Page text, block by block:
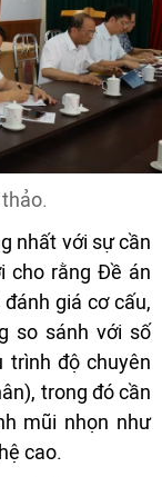
nhất với sự cần
cho rằng Đề án
giá cơ cấu,
so sánh với số
trình độ chuyên
trong đó cần
mũi nhọn như
cao.